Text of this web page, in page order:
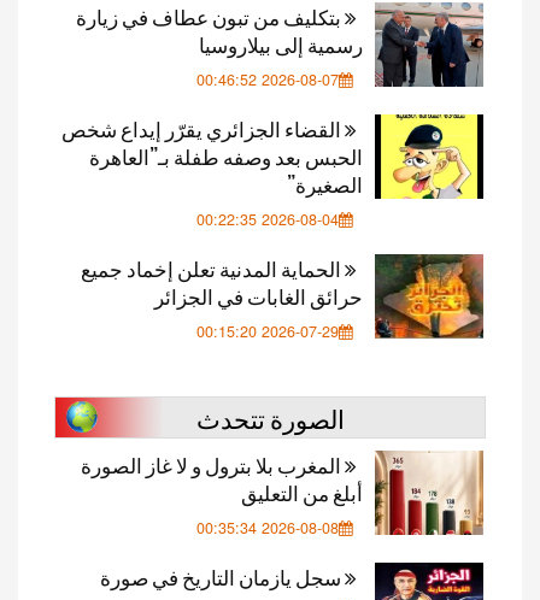
بتكليف من تبون عطاف في زيارة
رسمية إلى بيلاروسيا
2026-08-07 00:46:52
القضاء الجزائري يقرّر إيداع شخص
الحبس بعد وصفه طفلة بـ”العاهرة
الصغيرة”
2026-08-04 00:22:35
الحماية المدنية تعلن إخماد جميع
حرائق الغابات في الجزائر
2026-07-29 00:15:20
الصورة تتحدث
المغرب بلا بترول و لا غاز الصورة
أبلغ من التعليق
2026-08-08 00:35:34
سجل يازمان التاريخ في صورة